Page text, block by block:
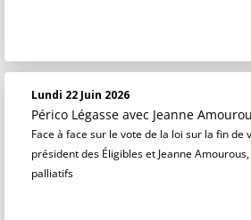
Lundi 22 Juin 2026
Périco Légasse avec Jeanne
Face à face sur le vote de la loi sur la fin de
président des Éligibles et Jeanne
palliatifs